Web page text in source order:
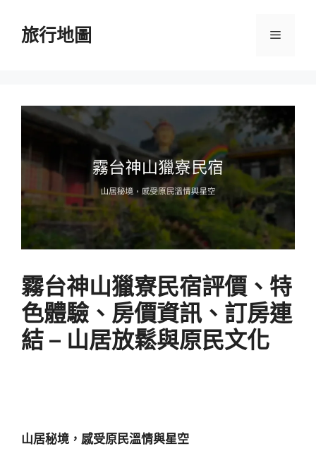
旅行地圖 選
霧台神山獵寮民宿評價、特
色體驗、房價資訊、訂房連
結 – 山居放鬆與原民文化
山居秘境，感受原民溫情與星空